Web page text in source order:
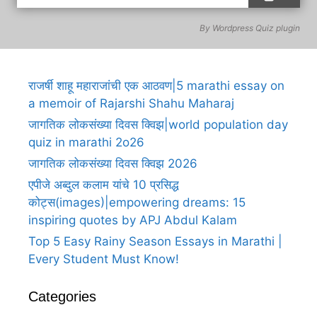
By Wordpress Quiz plugin
राजर्षी शाहू महाराजांची एक आठवण|5 marathi essay on
a memoir of Rajarshi Shahu Maharaj
जागतिक लोकसंख्या दिवस क्विझ|world population day
quiz in marathi 2o26
जागतिक लोकसंख्या दिवस क्विझ 2026
एपीजे अब्दुल कलाम यांचे 10 प्रसिद्ध
कोट्स(images)|empowering dreams: 15
inspiring quotes by APJ Abdul Kalam
Top 5 Easy Rainy Season Essays in Marathi |
Every Student Must Know!
Categories